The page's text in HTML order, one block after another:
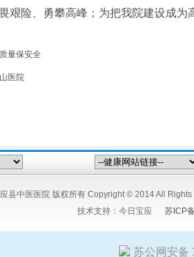
艰险、勇攀高峰；为把我院建设成
量保安全
医院
县中医医院 版权所有 Copyright © 2014 All
技术支持： 今日宝应 苏ICP
苏公网安备